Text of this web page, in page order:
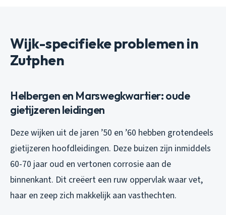
Wijk-specifieke problemen in
Zutphen
Helbergen en Marswegkwartier: oude
gietijzeren leidingen
Deze wijken uit de jaren ’50 en ’60 hebben grotendeels
gietijzeren hoofdleidingen. Deze buizen zijn inmiddels
60-70 jaar oud en vertonen corrosie aan de
binnenkant. Dit creëert een ruw oppervlak waar vet,
haar en zeep zich makkelijk aan vasthechten.